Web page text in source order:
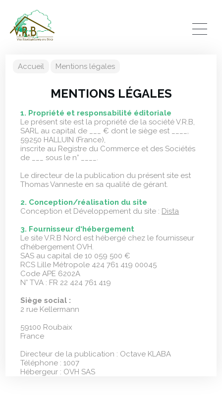
Accueil Mentions légales
MENTIONS LÉGALES
1. Propriété et responsabilité éditoriale
Le présent site est la propriété de la société V.R.B,
SARL au capital de ___ € dont le siège est ____,
59250 HALLUIN (France),
inscrite au Registre du Commerce et des Sociétés
de ___ sous le n° ____.
Le directeur de la publication du présent site est
Thomas Vanneste en sa qualité de gérant.
2. Conception/réalisation du site
Conception et Développement du site : Dista
3. Fournisseur d‘hébergement
Le site V.R.B Nord est hébergé chez le fournisseur
d’hébergement OVH.
SAS au capital de 10 059 500 €
RCS Lille Métropole 424 761 419 00045
Code APE 6202A
N° TVA : FR 22 424 761 419
Siège social :
2 rue Kellermann
59100 Roubaix
France
Directeur de la publication : Octave KLABA
Téléphone : 1007
Hébergeur : OVH SAS